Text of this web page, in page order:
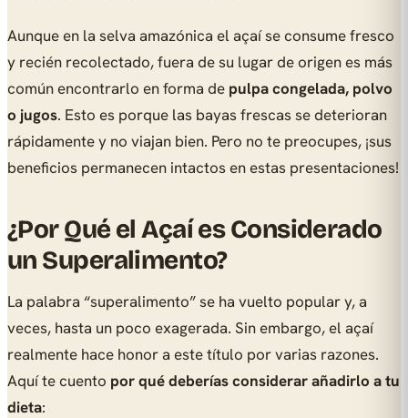
Aunque en la selva amazónica el açaí se consume fresco
y recién recolectado, fuera de su lugar de origen es más
común encontrarlo en forma de pulpa congelada, polvo
o jugos. Esto es porque las bayas frescas se deterioran
rápidamente y no viajan bien. Pero no te preocupes, ¡sus
beneficios permanecen intactos en estas presentaciones!
¿Por Qué el Açaí es Considerado
un Superalimento?
La palabra “superalimento” se ha vuelto popular y, a
veces, hasta un poco exagerada. Sin embargo, el açaí
realmente hace honor a este título por varias razones.
Aquí te cuento por qué deberías considerar añadirlo a tu
dieta: